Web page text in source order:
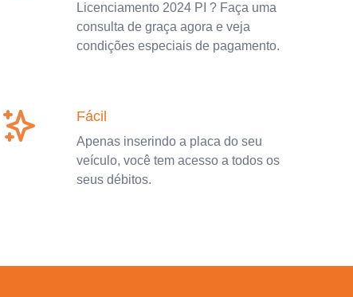
Licenciamento 2024 PI ? Faça uma
consulta de graça agora e veja
condições especiais de pagamento.
Fácil
Apenas inserindo a placa do seu
veículo, você tem acesso a todos os
seus débitos.